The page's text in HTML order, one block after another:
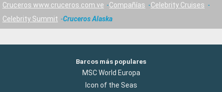
Cruceros www.cruceros.com.ve Compañías
Celebrity Cruises
Celebrity Summit
Cruceros Alaska
Barcos más populares
MSC World Europa
Icon of the Seas